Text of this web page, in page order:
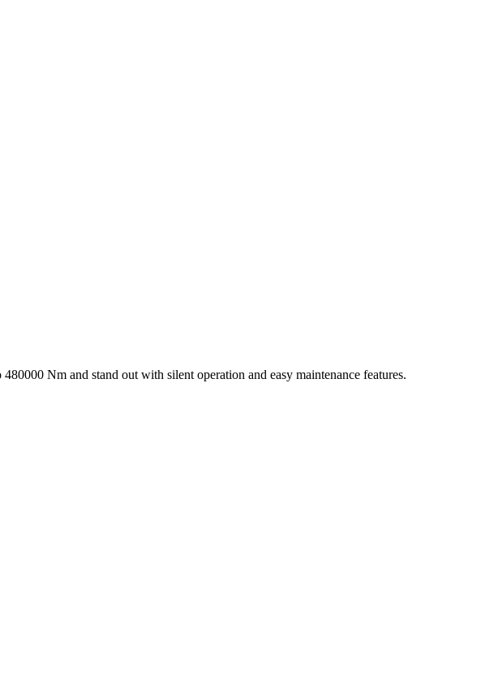
Nm and stand out with silent operation and easy maintenance features.